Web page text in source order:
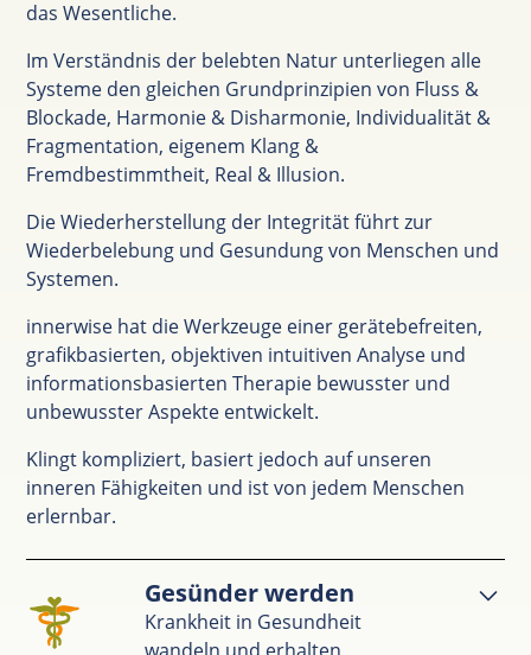
das Wesentliche.
Im Verständnis der belebten Natur unterliegen alle
Systeme den gleichen Grundprinzipien von Fluss &
Blockade, Harmonie & Disharmonie, Individualität &
Fragmentation, eigenem Klang &
Fremdbestimmtheit, Real & Illusion.
Die Wiederherstellung der Integrität führt zur
Wiederbelebung und Gesundung von Menschen und
Systemen.
innerwise hat die Werkzeuge einer gerätebefreiten,
grafikbasierten, objektiven intuitiven Analyse und
informationsbasierten Therapie bewusster und
unbewusster Aspekte entwickelt.
Klingt kompliziert, basiert jedoch auf unseren
inneren Fähigkeiten und ist von jedem Menschen
erlernbar.
Gesünder werden
Krankheit in Gesundheit